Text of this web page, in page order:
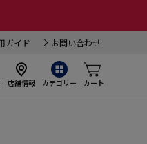
ガイド お問い合わせ
店舗情報 カテゴリー カート